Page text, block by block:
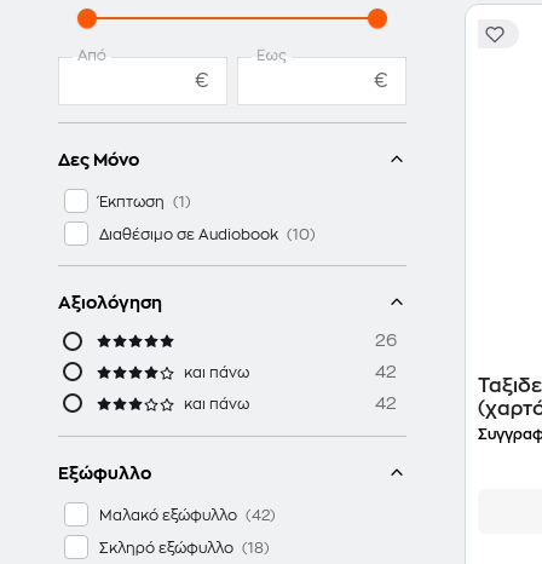
Από
€
Έως
€
Δες Μόνο
Έκπτωση
Διαθέσιμο σε Audiobook
Αξιολόγηση
26
και πάνω 42
και πάνω 42
Εξώφυλλο
Μαλακό εξώφυλλο
Σκληρό εξώφυλλο